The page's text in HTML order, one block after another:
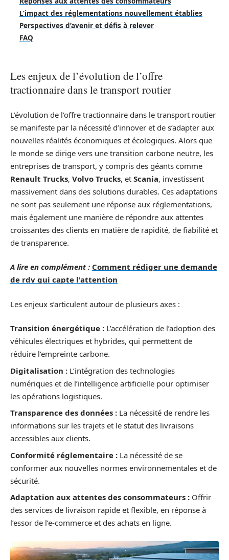
L’impact des réglementations nouvellement établies
Perspectives d’avenir et défis à relever
FAQ
Les enjeux de l’évolution de l’offre
tractionnaire dans le transport routier
L’évolution de l’offre tractionnaire dans le transport routier
se manifeste par la nécessité d’innover et de s’adapter aux
nouvelles réalités économiques et écologiques. Alors que
le monde se dirige vers une transition carbone neutre, les
entreprises de transport, y compris des géants comme
Renault Trucks, Volvo Trucks, et Scania, investissent
massivement dans des solutions durables. Ces adaptations
ne sont pas seulement une réponse aux réglementations,
mais également une manière de répondre aux attentes
croissantes des clients en matière de rapidité, de fiabilité et
de transparence.
A lire en complément : Comment rédiger une demande
de rdv qui capte l'attention
Les enjeux s’articulent autour de plusieurs axes :
Transition énergétique : L’accélération de l’adoption des
véhicules électriques et hybrides, qui permettent de
réduire l’empreinte carbone.
Digitalisation : L’intégration des technologies
numériques et de l’intelligence artificielle pour optimiser
les opérations logistiques.
Transparence des données : La nécessité de rendre les
informations sur les trajets et le statut des livraisons
accessibles aux clients.
Conformité réglementaire : La nécessité de se
conformer aux nouvelles normes environnementales et de
sécurité.
Adaptation aux attentes des consommateurs : Offrir
des services de livraison rapide et flexible, en réponse à
l’essor de l’e-commerce et des achats en ligne.